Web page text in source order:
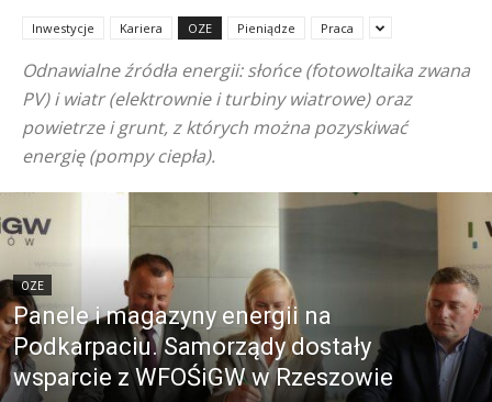
Inwestycje Kariera OZE Pieniądze Praca
Odnawialne źródła energii: słońce (fotowoltaika zwana
PV) i wiatr (elektrownie i turbiny wiatrowe) oraz
powietrze i grunt, z których można pozyskiwać
energię (pompy ciepła).
OZE
Panele i magazyny energii na
Podkarpaciu. Samorządy dostały
wsparcie z WFOŚiGW w Rzeszowie